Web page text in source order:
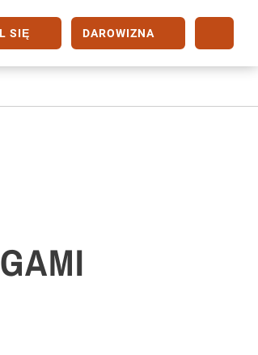
SIĘ DAROWIZNA